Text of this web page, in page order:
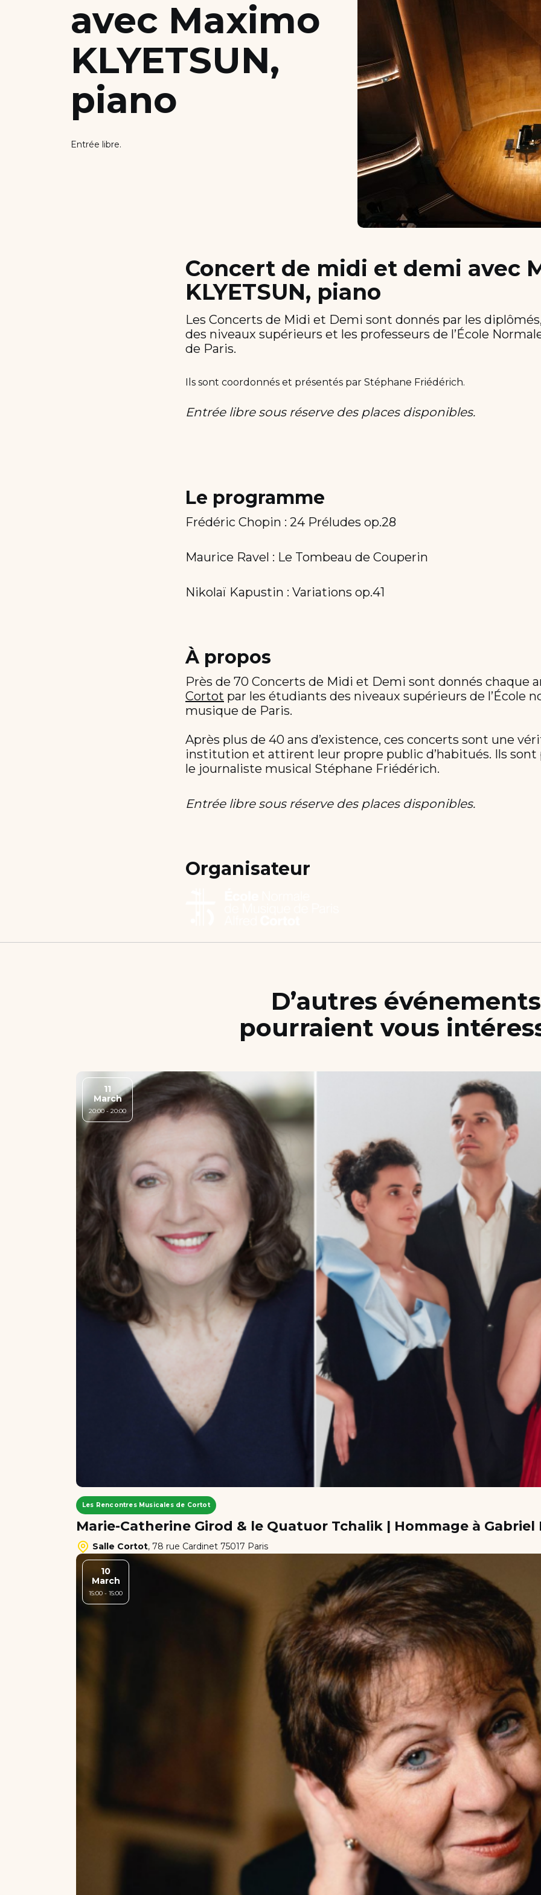
Scholarships and Financing
Apply
avec Maximo
KLYETSUN,
piano
Entrée libre.
Concert de midi et demi avec
KLYETSUN, piano
Les Concerts de Midi et Demi sont donnés par les
des niveaux supérieurs et les professeurs de l’École
de Paris.
Ils sont coordonnés et présentés par Stéphane Friédérich.
Entrée libre sous réserve des places disponibles.
Le programme
Frédéric Chopin : 24 Préludes op.28
Maurice Ravel : Le Tombeau de Couperin
Nikolaï Kapustin : Variations op.41
À propos
Près de 70 Concerts de Midi et Demi sont donnés chaque
Cortot par les étudiants des niveaux supérieurs de l’École
musique de Paris.
Après plus de 40 ans d’existence, ces concerts sont une
institution et attirent leur propre public d’habitués. Ils sont
le journaliste musical Stéphane Friédérich.
Entrée libre sous réserve des places disponibles.
Organisateur
D’autres événements
pourraient vous
11
March
20:00 - 20:00
Les Rencontres Musicales de Cortot
Marie-Catherine Girod & le Quatuor Tchalik | Hommage à
Salle Cortot, 78 rue Cardinet 75017 Paris
10
March
15:00 - 15:00